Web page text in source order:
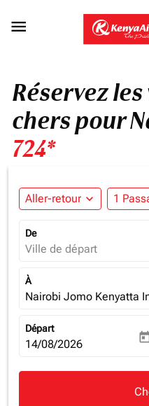

Réservez
chers pour
724*
Aller-retour expand_more 1
De
Ville de départ
À
Nairobi Jomo Kenyatta
Départ
fc-booking-departure-
14/08/2026